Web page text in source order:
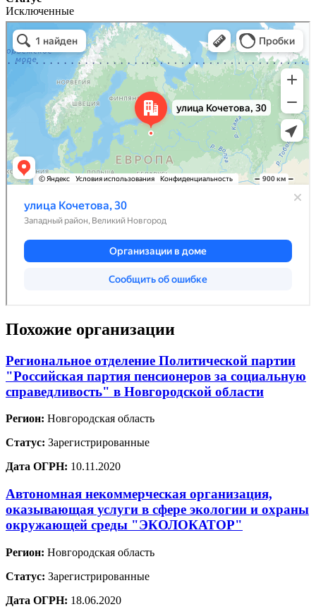
Исключенные
Похожие организации
Региональное отделение Политической партии
"Российская партия пенсионеров за социальную
справедливость" в Новгородской области
Регион: Новгородская область
Статус: Зарегистрированные
Дата ОГРН: 10.11.2020
Автономная некоммерческая организация,
оказывающая услуги в сфере экологии и охраны
окружающей среды "ЭКОЛОКАТОР"
Регион: Новгородская область
Статус: Зарегистрированные
Дата ОГРН: 18.06.2020